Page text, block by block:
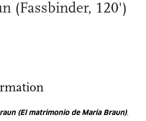
(Fassbinder, 120')
(El matrimonio de María Braun),